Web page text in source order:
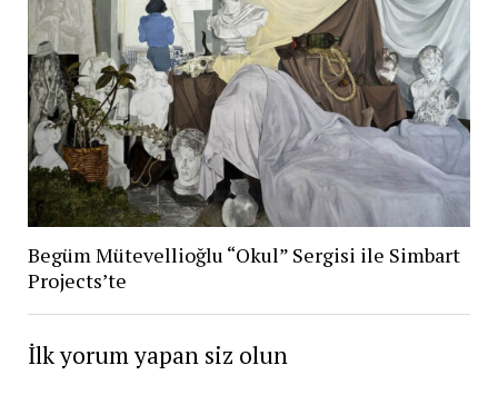
Begüm Mütevellioğlu “Okul” Sergisi ile Simbart
Projects’te
İlk yorum yapan siz olun